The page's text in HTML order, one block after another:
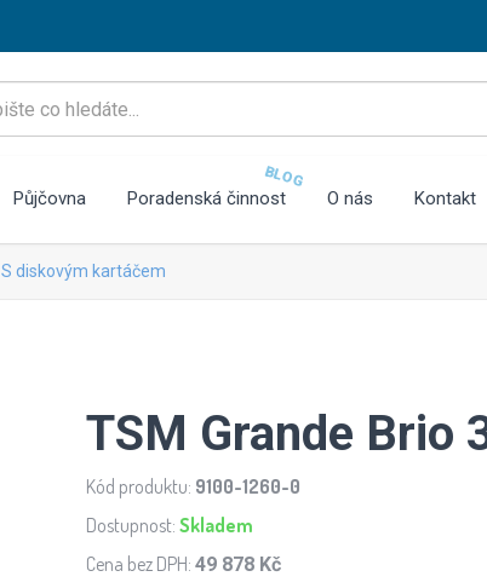
Půjčovna Poradenská činnost
BLOG
O nás Kontakt
S diskovým kartáčem
TSM Grande Brio
Kód produktu: 9100-1260-0
Dostupnost: Skladem
Cena bez DPH: 49 878 Kč